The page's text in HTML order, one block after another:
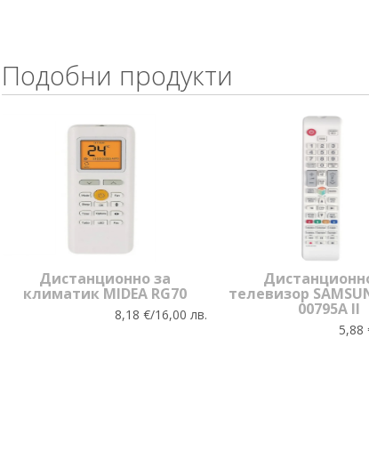
Подобни продукти
Дистанционно за
климатик MIDEA RG70
8,18 €/16,00 лв.
телевизор
00795A II
5,88